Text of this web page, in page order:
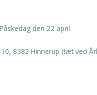
den 22 april
, 8382 Hinnerup (tæt ved